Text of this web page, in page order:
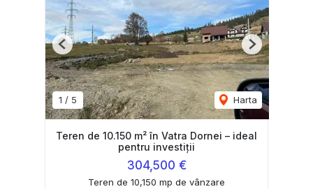
1 / 5 Harta
Previous Next
Teren de 10.150 m² în Vatra Dornei – ideal
pentru investiții
304,500 €
Teren de 10,150 mp de vânzare